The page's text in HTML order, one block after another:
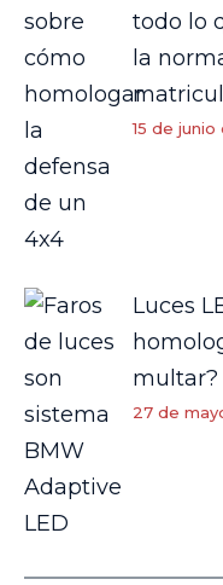
todo lo
la
15 de
Luces
multar?
27 de